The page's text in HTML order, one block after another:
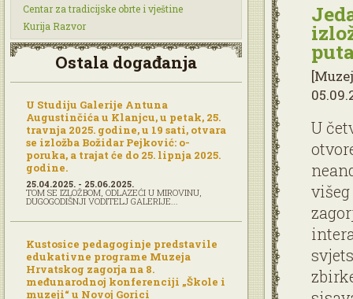
Centar za tradicijske obrte i vještine
Kurija Razvor
Ostala događanja
U Studiju Galerije Antuna
Augustinčića u Klanjcu, u petak, 25.
travnja 2025. godine, u 19 sati, otvara
se izložba Božidar Pejković: o-
poruka, a trajat će do 25. lipnja 2025.
godine.
25.04.2025. - 25.06.2025.
TOM SE IZLOŽBOM, ODLAZEĆI U MIROVINU,
DUGOGODIŠNJI VODITELJ GALERIJE...
Kustosice pedagoginje predstavile
edukativne programe Muzeja
Hrvatskog zagorja na 8.
međunarodnoj konferenciji „Škole i
muzeji“ u Novoj Gorici
U